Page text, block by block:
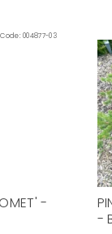
Code:004877-03
-
-